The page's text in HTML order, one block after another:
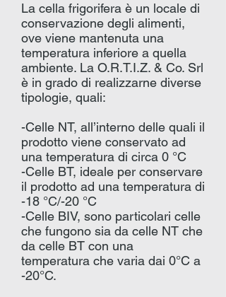
La cella frigorifera è un locale di
conservazione degli alimenti,
ove viene mantenuta una
temperatura inferiore a quella
ambiente. La O.R.T.I.Z. & Co. Srl
è in grado di realizzarne diverse
tipologie, quali:
-Celle NT, all’interno delle quali il
prodotto viene conservato ad
una temperatura di circa 0 °C
-Celle BT, ideale per conservare
il prodotto ad una temperatura di
-18 °C/-20 °C
-Celle BIV, sono particolari celle
che fungono sia da celle NT che
da celle BT con una
temperatura che varia dai 0°C a
-20°C.